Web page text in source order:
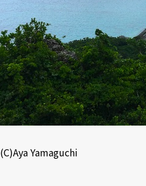
(C)Aya Yamaguchi